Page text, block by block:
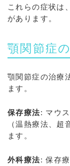
これらの症状は
があります。
顎関節症
顎関節症の治療
ます。
保存療法: マウ
（温熱療法、
ます。
外科療法: 保存